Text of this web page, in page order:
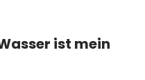
ist mein